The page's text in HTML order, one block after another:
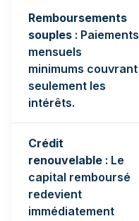
Remboursements
souples : Paiements
mensuels
minimums couvrant
seulement les
intérêts.
Crédit
renouvelable : Le
capital remboursé
redevient
immédiatement